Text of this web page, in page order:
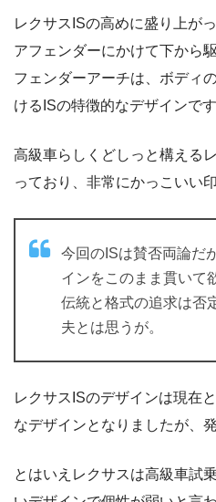
レクサスISの高めに盛り上が
アフェンダーにかけて下から
フェンダーアーチは、ボディ
けるISの特徴的なデザインです
高級車らしくどしっと構える
っており、非常にかっこいい
今回のISは賛否両論だ
インをこのまま貫いて
伝統と格式の追求は否
夫とは思うが。
レクサスISのデザインは現在
なデザインとなりましたが、
とはいえレクサスは高級車試